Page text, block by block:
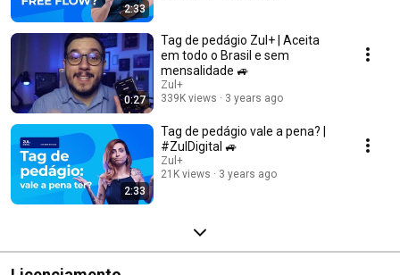
2:33
0:27
Tag de pedágio Zul+ | Aceita
em todo o Brasil e sem
mensalidade 🚙
Zul+
339K views
3 years ago
2:33
Tag de pedágio vale a pena? |
#ZulDigital 🚙
Zul+
21K views
3 years ago